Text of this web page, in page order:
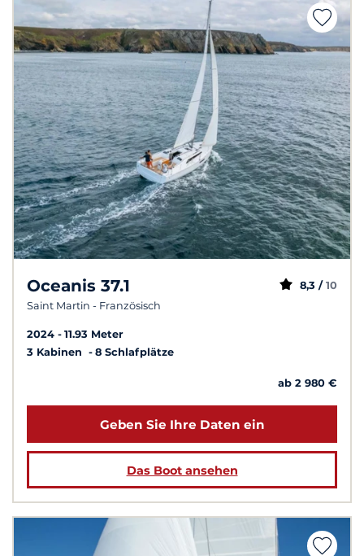
Oceanis 37.1
Saint Martin - Französisch
8,3 / 10
2024
11.93 Meter
3 Kabinen
8 Schlafplätze
ab 2 980 €
Geben Sie Ihre Daten ein
Das Boot ansehen